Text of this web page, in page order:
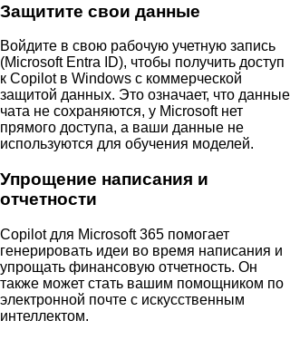
Защитите свои данные
Войдите в свою рабочую учетную запись
(Microsoft Entra ID), чтобы получить доступ
к Copilot в Windows с коммерческой
защитой данных. Это означает, что данные
чата не сохраняются, у Microsoft нет
прямого доступа, а ваши данные не
используются для обучения моделей.
Упрощение написания и
отчетности
Copilot для Microsoft 365 помогает
генерировать идеи во время написания и
упрощать финансовую отчетность. Он
также может стать вашим помощником по
электронной почте с искусственным
интеллектом.